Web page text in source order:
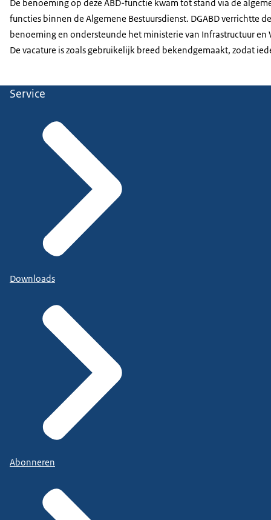
De benoeming op deze ABD-functie kwam tot stand via de
functies binnen de Algemene Bestuursdienst. DGABD verrichtte
benoeming en ondersteunde het ministerie van Infrastructuur en
De vacature is zoals gebruikelijk breed bekendgemaakt, zodat
Service
Downloads
Abonneren